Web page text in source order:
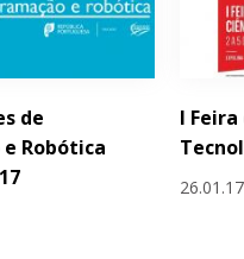
de
Robótica
I Feira
26.01.17